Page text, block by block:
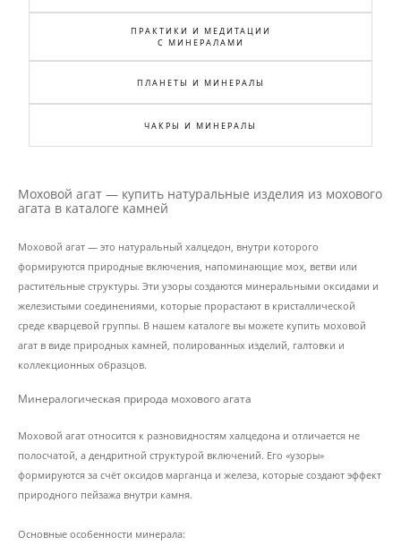
ПРАКТИКИ И МЕДИТАЦИИ
С МИНЕРАЛАМИ
ПЛАНЕТЫ И МИНЕРАЛЫ
ЧАКРЫ И МИНЕРАЛЫ
Моховой агат — купить натуральные изделия из мохового
агата в каталоге камней
Моховой агат — это натуральный халцедон, внутри которого
формируются природные включения, напоминающие мох, ветви или
растительные структуры. Эти узоры создаются минеральными оксидами и
железистыми соединениями, которые прорастают в кристаллической
среде кварцевой группы. В нашем каталоге вы можете купить моховой
агат в виде природных камней, полированных изделий, галтовки и
коллекционных образцов.
Минералогическая природа мохового агата
Моховой агат относится к разновидностям халцедона и отличается не
полосчатой, а дендритной структурой включений. Его «узоры»
формируются за счёт оксидов марганца и железа, которые создают эффект
природного пейзажа внутри камня.
Основные особенности минерала: